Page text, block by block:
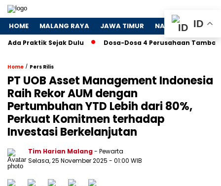
HOME MALANG RAYA JAWA TIMUR NASIONAL
Sejak Dulu Dosa-Dosa 4 Perusahaan Tambang yang
Home / Pers Rilis
PT UOB Asset Management Indonesia
Raih Rekor AUM dengan
Pertumbuhan YTD Lebih dari 80%,
Perkuat Komitmen terhadap
Investasi Berkelanjutan
Tim Harian Malang- Pewarta
Selasa, 25 November 2025 - 01:00 WIB
ID